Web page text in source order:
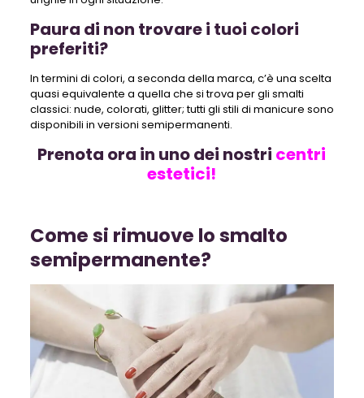
Paura di non trovare i tuoi colori
preferiti?
In termini di colori, a seconda della marca, c’è una scelta
quasi equivalente a quella che si trova per gli smalti
classici: nude, colorati, glitter; tutti gli stili di manicure sono
disponibili in versioni semipermanenti.
Prenota ora in uno dei nostri centri
estetici!
Come si rimuove lo smalto
semipermanente?